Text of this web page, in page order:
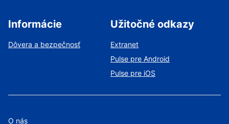
Informácie
Dôvera a bezpečnosť
Užitočné odkazy
Extranet
Pulse pre Android
Pulse pre iOS
O nás